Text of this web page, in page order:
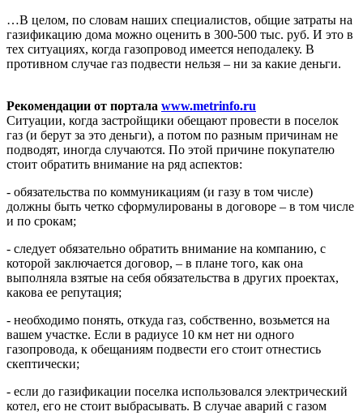
…В целом, по словам наших специалистов, общие затраты на
газификацию дома можно оценить в 300-500 тыс. руб. И это в
тех ситуациях, когда газопровод имеется неподалеку. В
противном случае газ подвести нельзя – ни за какие деньги.
Рекомендации от портала www.metrinfo.ru
Ситуации, когда застройщики обещают провести в поселок
газ (и берут за это деньги), а потом по разным причинам не
подводят, иногда случаются. По этой причине покупателю
стоит обратить внимание на ряд аспектов:
- обязательства по коммуникациям (и газу в том числе)
должны быть четко сформулированы в договоре – в том числе
и по срокам;
- следует обязательно обратить внимание на компанию, с
которой заключается договор, – в плане того, как она
выполняла взятые на себя обязательства в других проектах,
какова ее репутация;
- необходимо понять, откуда газ, собственно, возьмется на
вашем участке. Если в радиусе 10 км нет ни одного
газопровода, к обещаниям подвести его стоит отнестись
скептически;
- если до газификации поселка использовался электрический
котел, его не стоит выбрасывать. В случае аварий с газом